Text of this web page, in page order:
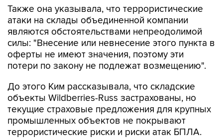
Также она указывала, что террористические
атаки на склады объединенной компании
являются обстоятельствами непреодолимой
силы: "Внесение или невнесение этого пункта в
оферты не имеют значения, поэтому эти
потери по закону не подлежат возмещению".
До этого Ким рассказывала, что складские
объекты Wildberries-Russ застрахованы, но
текущие страховые предложения для крупных
промышленных объектов не покрывают
террористические риски и риски атак БПЛА.